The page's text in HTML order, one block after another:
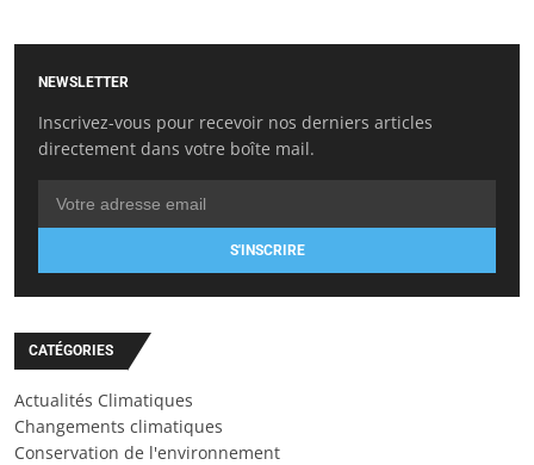
NEWSLETTER
Inscrivez-vous pour recevoir nos derniers articles
directement dans votre boîte mail.
S'INSCRIRE
CATÉGORIES
Actualités Climatiques
Changements climatiques
Conservation de l'environnement